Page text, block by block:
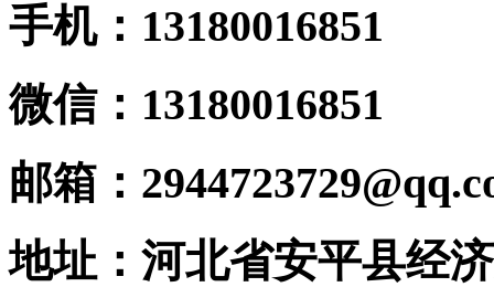
手机：13180016851
微信：13180016851
邮箱：
地址：河北省安平县经